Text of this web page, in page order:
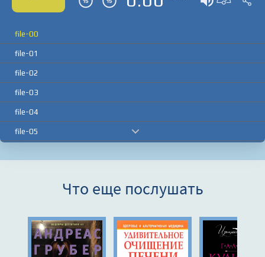
file-00
file-01
file-02
file-03
file-04
file-05
file-10
file-11
Что еще послушать